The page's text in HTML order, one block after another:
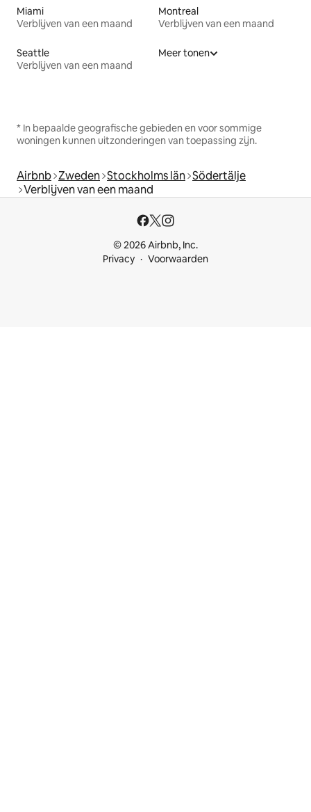
Miami
Verblijven van een maand
Montreal
Verblijven van een maand
Seattle
Verblijven van een maand
Meer tonen
* In bepaalde geografische gebieden en voor sommige
woningen kunnen uitzonderingen van toepassing zijn.
Airbnb Zweden Stockholms län Södertälje
Verblijven van een maand
© 2026 Airbnb, Inc.
Privacy
Voorwaarden